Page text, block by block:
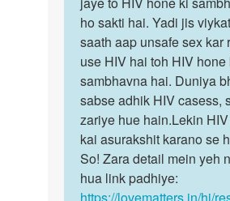
nahi
hui
hai
my…
by
Javid
vyakti
se…
ho sakti hai. Yadi jis
saath aap unsafe sex kar
use HIV hai toh HIV hone
sambhavna hai. Duniya
sabse adhik HIV casess,
zariye hue hain.Lekin
kai asurakshit karano se
So! Zara detail mein yeh
hua link padhiye: